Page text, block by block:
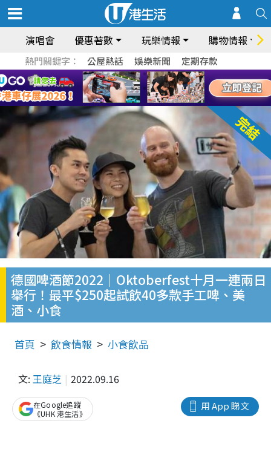
演唱會 優惠著數 玩樂情報 購物情報
熱門關鍵字： 公屋熱話 娛樂新聞 定期存款
德國啤酒節2022｜Oktoberfest十月一連兩日
舉行！最平$250起試飲40多款手工啤、美
酒、小食
首頁 飲食情報 小食飲品
文: 王庭芝 2022.09.16
用 App 睇文
在Google追蹤
《UHK 港生活》